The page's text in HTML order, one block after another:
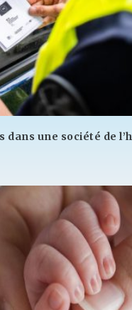
dans une société de